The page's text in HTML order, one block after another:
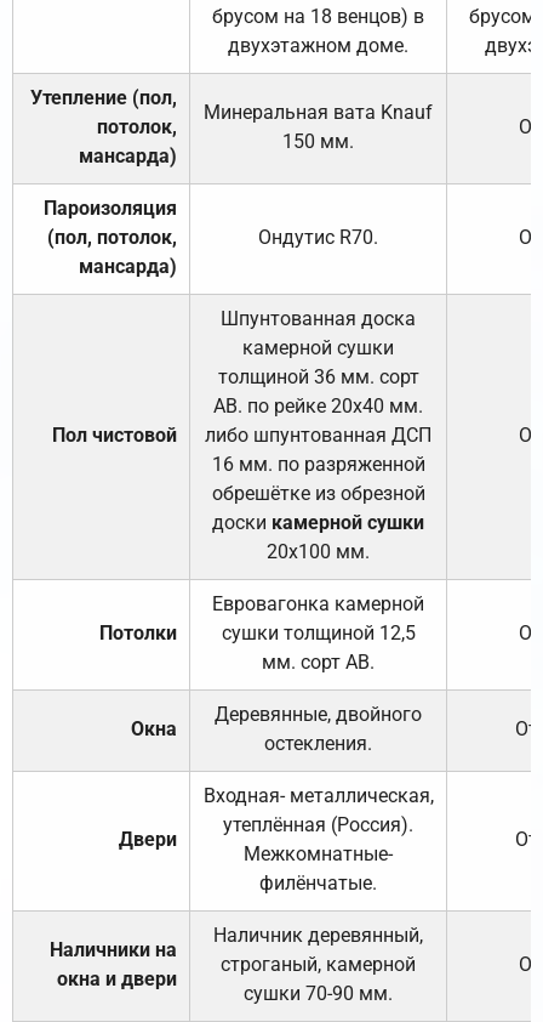
брусом на 18 венцов) в
двухэтажном доме.
брусом
Утепление (пол,
потолок,
мансарда)
Минеральная вата Knauf
150 мм.
Пароизоляция
(пол, потолок,
мансарда)
Ондутис R70.
Пол чистовой
Шпунтованная доска
камерной сушки
толщиной 36 мм. сорт
АВ. по рейке 20х40 мм.
либо шпунтованная ДСП
16 мм. по разряженной
обрешётке из обрезной
доски камерной сушки
20х100 мм.
Потолки
Евровагонка камерной
сушки толщиной 12,5
мм. сорт АВ.
Окна
Деревянные, двойного
остекления.
Двери
Входная- металлическая,
утеплённая (Россия).
Межкомнатные-
филёнчатые.
Наличники на
окна и двери
Наличник деревянный,
строганый, камерной
сушки 70-90 мм.